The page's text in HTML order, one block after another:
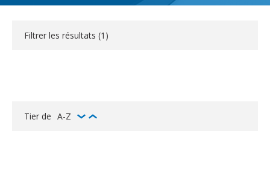
Filtrer les résultats (1 )
Tier de A-Z